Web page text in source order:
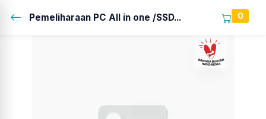
Pemeliharaan PC All in one /SSD... 0